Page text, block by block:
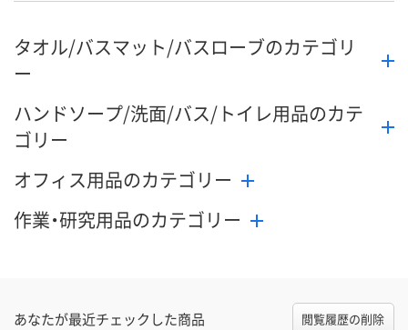
タオル/バスマット/バスローブのカテゴリ
ー
ハンドソープ/洗面/バス/トイレ用品のカテ
ゴリー
オフィス用品のカテゴリー
作業・研究用品のカテゴリー
あなたが最近チェックした商品 閲覧履歴の削除